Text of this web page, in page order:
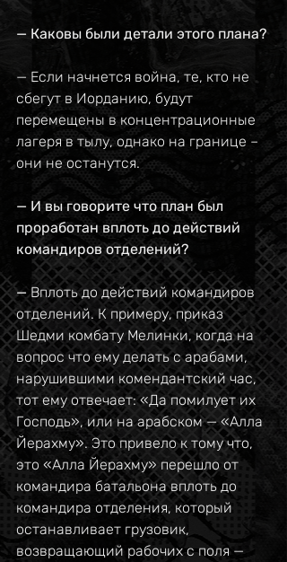
— Каковы были детали этого плана?
— Если начнется война, те, кто не
сбегут в Иорданию, будут
перемещены в концентрационные
лагеря в тылу, однако на границе –
они не останутся.
— И вы говорите что план был
проработан вплоть до действий
командиров отделений?
— Вплоть до действий командиров
отделений. К примеру, приказ
Шедми комбату Мелинки, когда на
вопрос что ему делать с арабами,
нарушившими комендантский час,
тот ему отвечает: «Да помилует их
Господь», или на арабском — «Алла
Йерахму». Это привело к тому что,
это «Алла Йерахму» перешло от
командира батальона вплоть до
командира отделения, который
останавливает грузовик,
возвращающий рабочих с поля —